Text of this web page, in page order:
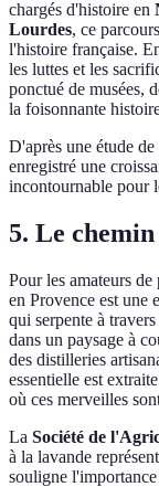
chargés d'histoire en
Lourdes, ce
l'histoire française.
les luttes et les
ponctué de musées,
la foisonnante
D'après une étude
enregistré une
incontournable pour
5. Le
Pour les amateurs
en Provence est une
qui serpente à
dans un paysage à
des distilleries
essentielle est
où ces merveilles
La Société de
à la lavande
souligne